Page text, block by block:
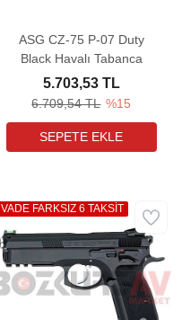
ASG CZ-75 P-07 Duty
Black Havalı Tabanca
6.709,54 TL %15
5.703,53 TL
VADE FARKSIZ 6 TAKSİT